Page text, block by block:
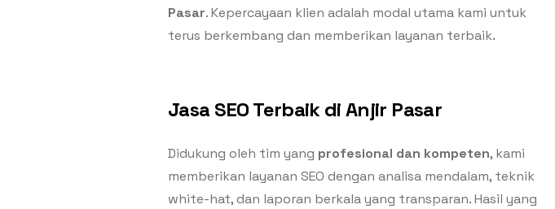
Pasar. Kepercayaan klien adalah modal utama kami untuk
terus berkembang dan memberikan layanan terbaik.
Jasa SEO Terbaik di Anjir Pasar
Didukung oleh tim yang profesional dan kompeten, kami
memberikan layanan SEO dengan analisa mendalam, teknik
white-hat, dan laporan berkala yang transparan. Hasil yang